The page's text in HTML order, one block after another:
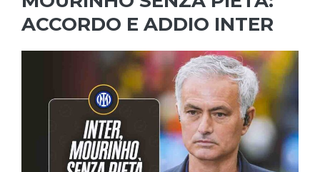
ACCORDO E ADDIO INTER